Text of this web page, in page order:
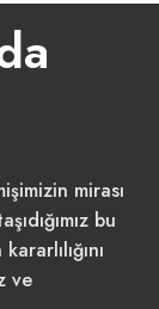
mirası
bu
ve